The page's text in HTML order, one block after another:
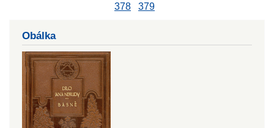
378 379
Obálka